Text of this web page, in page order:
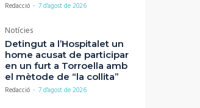
Redacció - 7 d'agost de 2026
Notícies
Detingut a l’Hospitalet un
home acusat de participar
en un furt a Torroella amb
el mètode de “la collita”
Redacció - 7 d'agost de 2026